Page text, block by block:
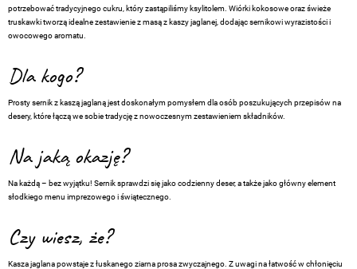
potrzebować tradycyjnego cukru, który zastąpiliśmy ksylitolem. Wiórki kokosowe oraz świeże
truskawki tworzą idealne zestawienie z masą z kaszy jaglanej, dodając sernikowi wyrazistości i
owocowego aromatu.
Dla kogo?
Prosty sernik z kaszą jaglaną jest doskonałym pomysłem dla osób poszukujących przepisów na
desery, które łączą we sobie tradycję z nowoczesnym zestawieniem składników.
Na jaką okazję?
Na każdą – bez wyjątku! Sernik sprawdzi się jako codzienny deser, a także jako główny element
słodkiego menu imprezowego i świątecznego.
Czy wiesz, że?
Kasza jaglana powstaje z łuskanego ziarna prosa zwyczajnego. Z uwagi na łatwość w chłonięciu